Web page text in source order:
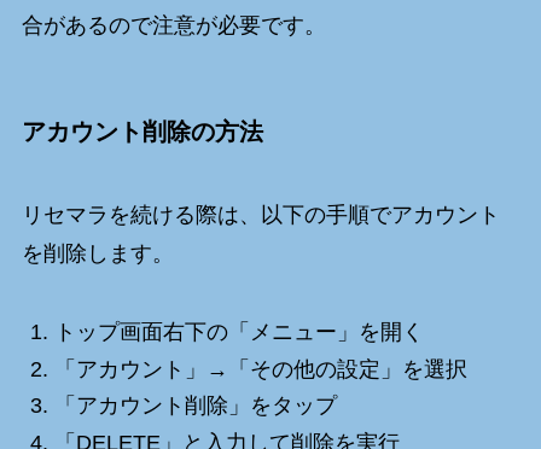
合があるので注意が必要です。
アカウント削除の方法
リセマラを続ける際は、以下の手順でアカウント
を削除します。
トップ画面右下の「メニュー」を開く
「アカウント」→「その他の設定」を選択
「アカウント削除」をタップ
「DELETE」と入力して削除を実行